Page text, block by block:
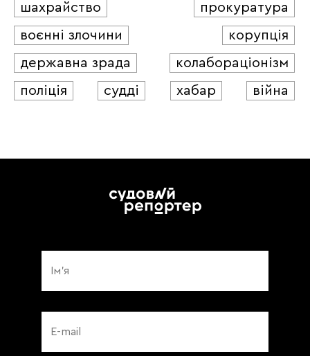
шахрайство
прокуратура
воєнні злочини
корупція
державна зрада
колабораціонізм
поліція
судді хабар війна